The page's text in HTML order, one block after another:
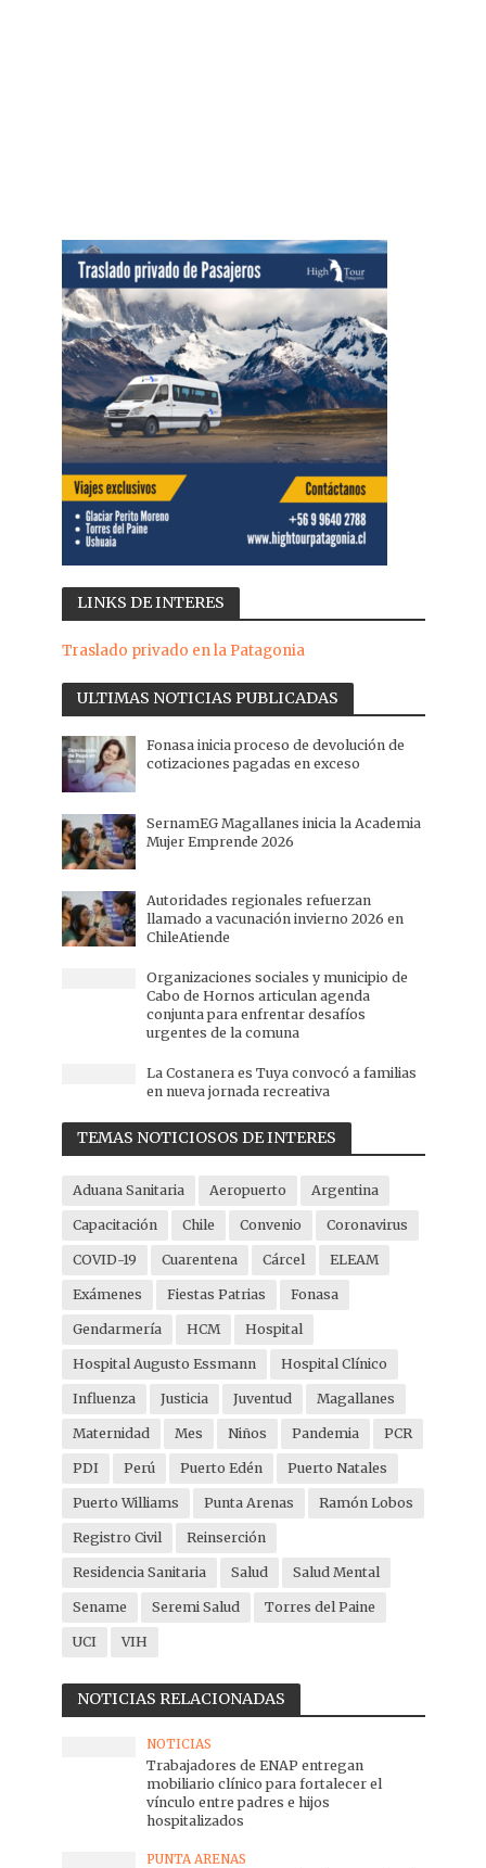
LINKS DE INTERES
Traslado privado en la Patagonia
ULTIMAS NOTICIAS PUBLICADAS
Fonasa inicia proceso de devolución de
cotizaciones pagadas en exceso
SernamEG Magallanes inicia la Academia
Mujer Emprende 2026
Autoridades regionales refuerzan
llamado a vacunación invierno 2026 en
ChileAtiende
Organizaciones sociales y municipio de
Cabo de Hornos articulan agenda
conjunta para enfrentar desafíos
urgentes de la comuna
La Costanera es Tuya convocó a familias
en nueva jornada recreativa
TEMAS NOTICIOSOS DE INTERES
Aduana Sanitaria Aeropuerto Argentina
Capacitación Chile Convenio Coronavirus
COVID-19 Cuarentena Cárcel ELEAM
Exámenes Fiestas Patrias Fonasa
Gendarmería HCM Hospital
Hospital Augusto Essmann Hospital Clínico
Influenza Justicia Juventud Magallanes
Maternidad Mes Niños Pandemia PCR
PDI Perú Puerto Edén Puerto Natales
Puerto Williams Punta Arenas Ramón Lobos
Registro Civil Reinserción
Residencia Sanitaria Salud Salud Mental
Sename Seremi Salud Torres del Paine
UCI VIH
NOTICIAS RELACIONADAS
NOTICIAS
Trabajadores de ENAP entregan
mobiliario clínico para fortalecer el
vínculo entre padres e hijos
hospitalizados
PUNTA ARENAS